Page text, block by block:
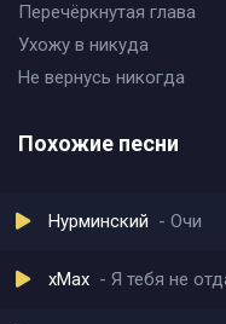
Перечёркнутая глава
Ухожу в никуда
Не вернусь никогда
Похожие песни
Нурминский Очи
xMax Я тебя не